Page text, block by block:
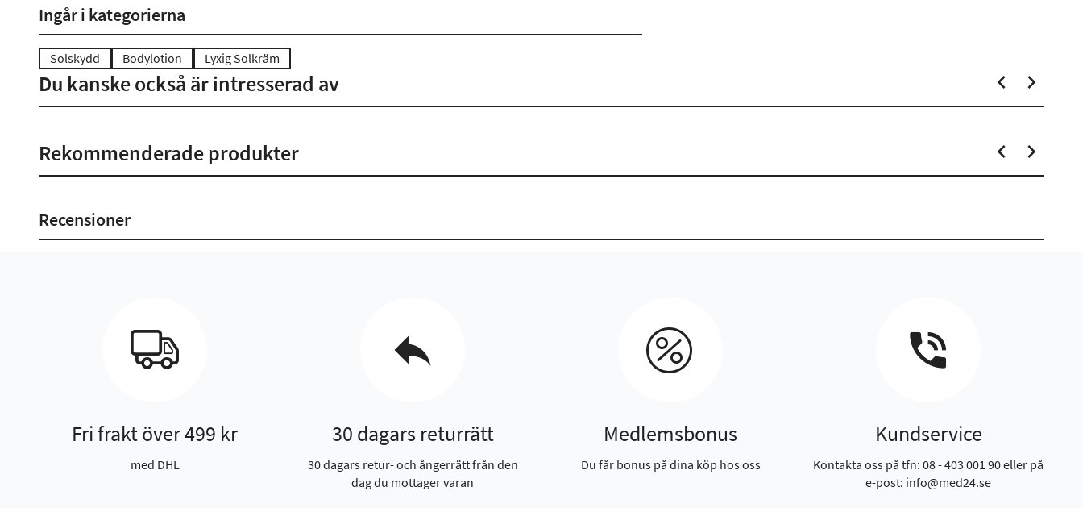
Ingår i kategorierna
Solskydd Bodylotion Lyxig Solkräm
Du kanske också är intresserad av
Rekommenderade produkter
Recensioner
Fri frakt över 499 kr
med DHL
30 dagars returrätt
30 dagars retur- och ångerrätt från den
dag du mottager varan
Medlemsbonus
Du får bonus på dina köp hos oss
Kundservice
Kontakta oss på tfn: 08 - 403 001 90 eller på
e-post: info@med24.se